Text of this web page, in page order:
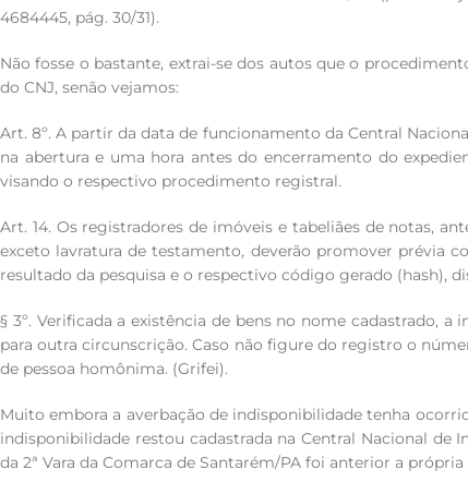
4684445, pág. 30/31).
Não fosse o bastante, extrai-se dos autos que o
do CNJ, senão vejamos:
Art. 8º. A partir da data de funcionamento da Central
na abertura e uma hora antes do encerramento do
visando o respectivo procedimento registral.
Art. 14. Os registradores de imóveis e tabeliães de notas,
exceto lavratura de testamento, deverão promover prévia
resultado da pesquisa e o respectivo código gerado (hash),
§ 3º. Verificada a existência de bens no nome cadastrado,
para outra circunscrição. Caso não figure do registro o
de pessoa homônima. (Grifei).
Muito embora a averbação de indisponibilidade tenha
indisponibilidade restou cadastrada na Central Nacional de
da 2ª Vara da Comarca de Santarém/PA foi anterior a